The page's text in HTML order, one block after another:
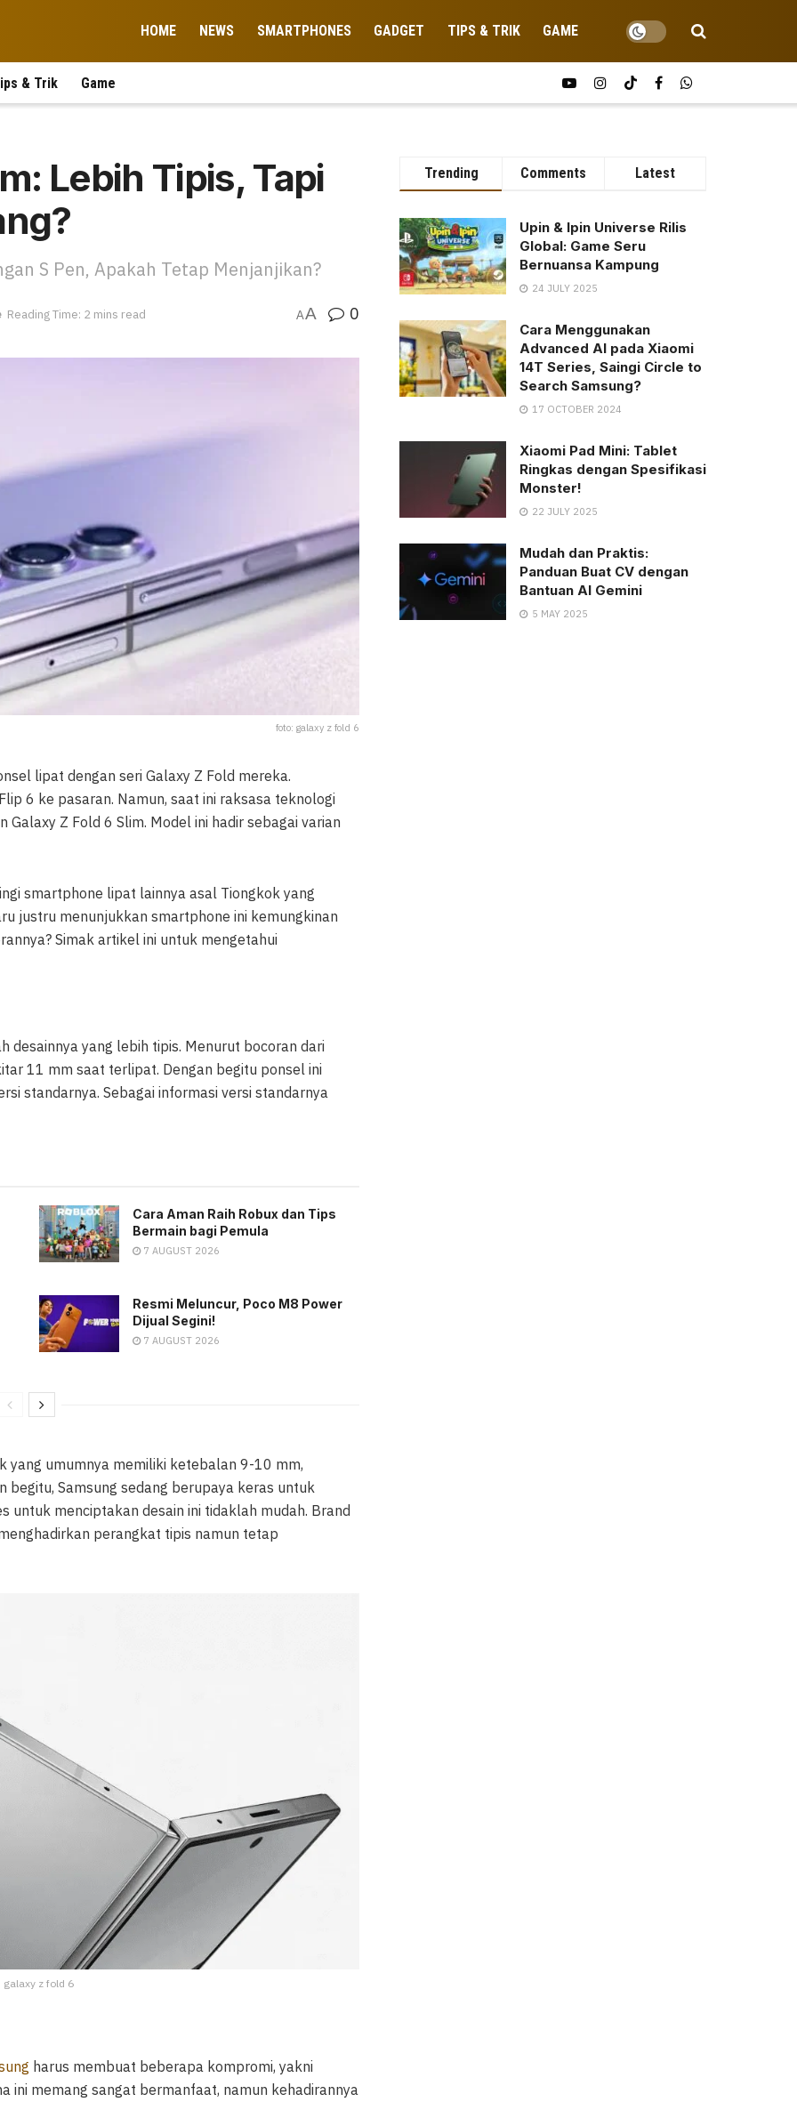
HOME NEWS SMARTPHONES GADGET TIPS & TRIK GAME
& Trik Game
Lebih Tipis, Tapi
S Pen, Apakah Tetap Menjanjikan?
Reading Time: 2 mins read AA 0
foto: galaxy z fold 6
lipat dengan seri Galaxy Z Fold mereka.
6 ke pasaran. Namun, saat ini raksasa teknologi
Z Fold 6 Slim. Model ini hadir sebagai varian
smartphone lipat lainnya asal Tiongkok yang
justru menunjukkan smartphone ini kemungkinan
Simak artikel ini untuk mengetahui
desainnya yang lebih tipis. Menurut bocoran dari
11 mm saat terlipat. Dengan begitu ponsel ini
standarnya. Sebagai informasi versi standarnya
Cara Aman Raih Robux dan Tips
Bermain bagi Pemula
7 AUGUST 2026
Resmi Meluncur, Poco M8 Power
Dijual Segini!
7 AUGUST 2026
yang umumnya memiliki ketebalan 9-10 mm,
Samsung sedang berupaya keras untuk
untuk menciptakan desain ini tidaklah mudah. Brand
perangkat tipis namun tetap
galaxy z fold 6
harus membuat beberapa kompromi, yakni
ini memang sangat bermanfaat, namun kehadirannya
Trending Comments Latest
Upin & Ipin Universe Rilis
Global: Game Seru
Bernuansa Kampung
24 JULY 2025
Cara Menggunakan
Advanced AI pada Xiaomi
14T Series, Saingi Circle to
Search Samsung?
17 OCTOBER 2024
Xiaomi Pad Mini: Tablet
Ringkas dengan Spesifikasi
Monster!
22 JULY 2025
Mudah dan Praktis:
Panduan Buat CV dengan
Bantuan AI Gemini
5 MAY 2025